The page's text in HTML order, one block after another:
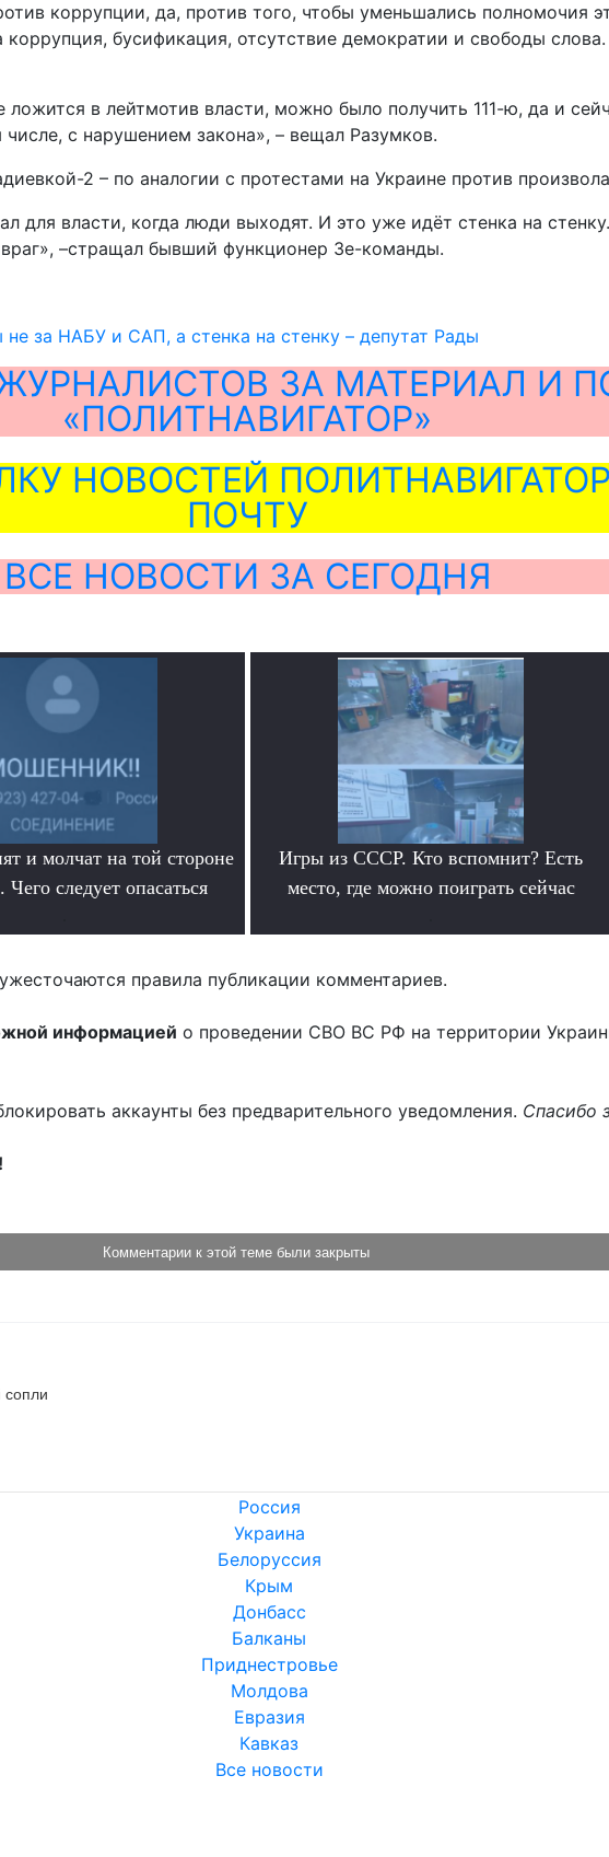
коррупции, да, против того, чтобы уменьшались полномочия
коррупция, бусификация, отсутствие демократии и свободы
в лейтмотив власти, можно было получить 111-ю, да и
с нарушением закона», – вещал Разумков.
2 – по аналогии с протестами на Украине против
для власти, когда люди выходят. И это уже идёт стенка на
–стращал бывший функционер Зе-команды.
не за НАБУ и САП, а стенка на стенку – депутат Рады
ЗА МАТЕРИАЛ И
«ПОЛИТНАВИГАТОР»
НОВОСТЕЙ
ПОЧТУ
ВСЕ НОВОСТИ ЗА СЕГОДНЯ
и молчат на той стороне
Чего следует опасаться
Игры из СССР. Кто вспомнит? Есть
место, где можно поиграть сейчас
правила публикации комментариев.
информацией о проведении СВО ВС РФ на территории
аккаунты без предварительного уведомления. Спасибо
Комментарии к этой теме были закрыты
сопли
Россия
Украина
Белоруссия
Крым
Донбасс
Балканы
Приднестровье
Молдова
Евразия
Кавказ
Все новости